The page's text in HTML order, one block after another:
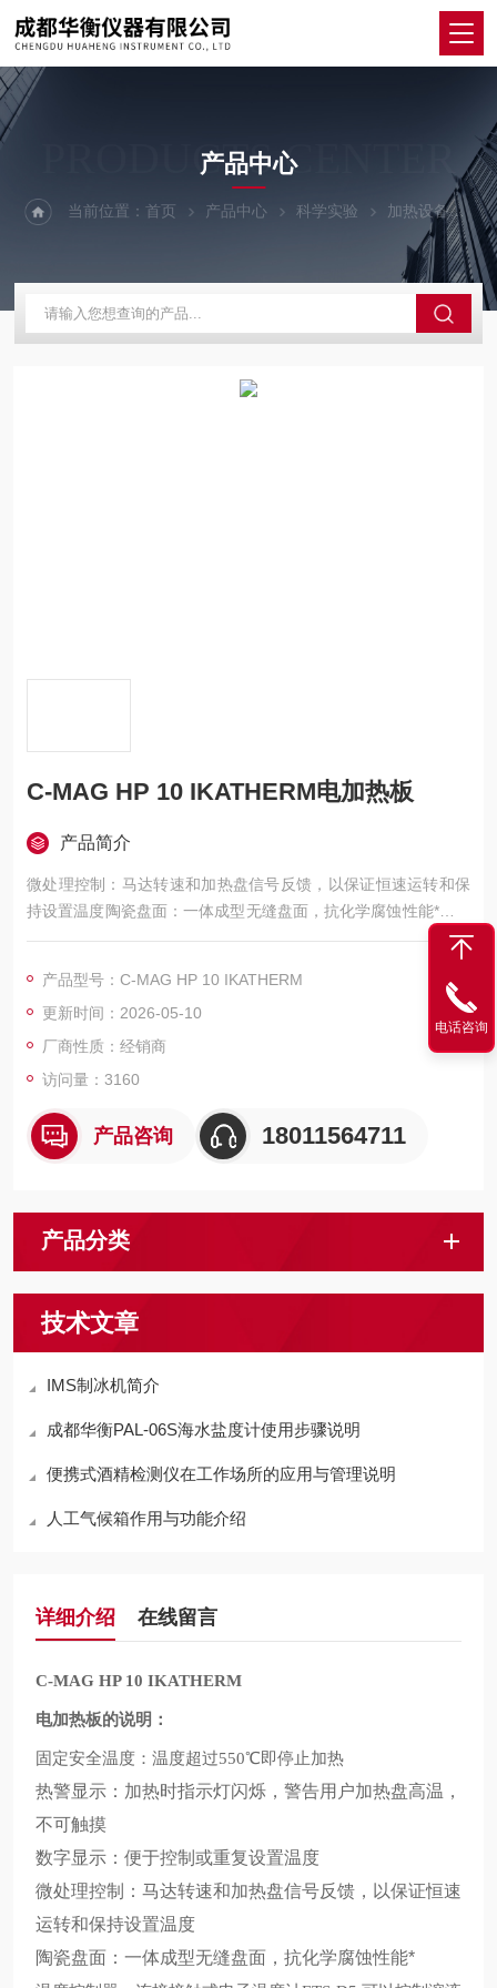
PRODUCTS CENTER
产品中心
当前位置：首页 产品中心 科学实验 加热设备
C-MAG HP 10 IKATHERM电加热板
产品简介
微处理控制：马达转速和加热盘信号反馈，以保证恒速运转和保
持设置温度陶瓷盘面：一体成型无缝盘面，抗化学腐蚀性能*温度
控制器：连接接触式电子温度计ETS-D5,可以控制溶液温度(对HS
产品型号：C-MAG HP 10 IKATHERM
更新时间：2026-05-10
厂商性质：经销商
访问量：3160
产品咨询 18011564711
产品分类
技术文章
IMS制冰机简介
成都华衡PAL-06S海水盐度计使用步骤说明
便携式酒精检测仪在工作场所的应用与管理说明
人工气候箱作用与功能介绍
详细介绍 在线留言
C-MAG HP 10 IKATHERM
电加热板的说明：
固定安全温度：温度超过550℃即停止加热
热警显示：加热时指示灯闪烁，警告用户加热盘高温，
不可触摸
数字显示：便于控制或重复设置温度
微处理控制：马达转速和加热盘信号反馈，以保证恒速
运转和保持设置温度
陶瓷盘面：一体成型无缝盘面，抗化学腐蚀性能*
电话咨询